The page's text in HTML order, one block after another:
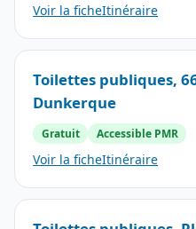
Voir la ficheItinéraire
Toilettes publiques,
Dunkerque
Gratuit Accessible PMR
Voir la ficheItinéraire